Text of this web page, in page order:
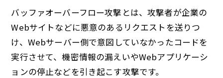
バッファオーバーフロー攻撃とは、攻撃者が企業の
Webサイトなどに悪意のあるリクエストを送りつ
け、Webサーバー側で意図していなかったコードを
実行させて、機密情報の漏えいやWebアプリケーシ
ョンの停止などを引き起こす攻撃です。